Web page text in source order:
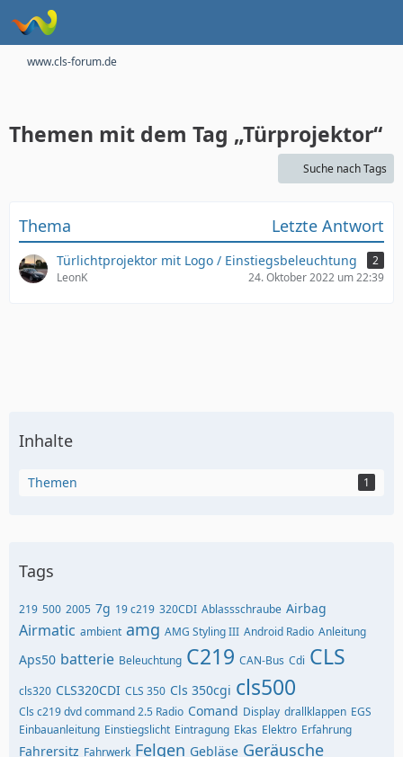
www.cls-forum.de
Themen mit dem Tag „Türprojektor“
Suche nach Tags
Thema Letzte Antwort
Türlichtprojektor mit Logo / Einstiegsbeleuchtung
2
LeonK
24. Oktober 2022 um 22:39
Inhalte
Themen 1
Tags
219 500 2005 7g 19 c219 320CDI Ablassschraube Airbag
Airmatic ambient amg AMG Styling III Android Radio Anleitung
Aps50 batterie Beleuchtung C219 CAN-Bus Cdi CLS
cls320 CLS320CDI CLS 350 Cls 350cgi cls500
Cls c219 dvd command 2.5 Radio Comand Display drallklappen EGS
Einbauanleitung Einstiegslicht Eintragung Ekas Elektro Erfahrung
Fahrersitz Fahrwerk Felgen Gebläse Geräusche